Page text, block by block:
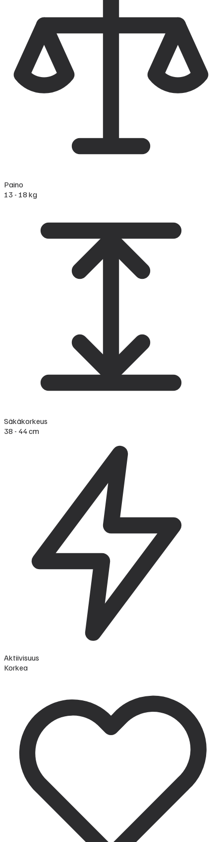
Paino
13 - 18 kg
Säkäkorkeus
38 - 44 cm
Aktiivisuus
Korkea